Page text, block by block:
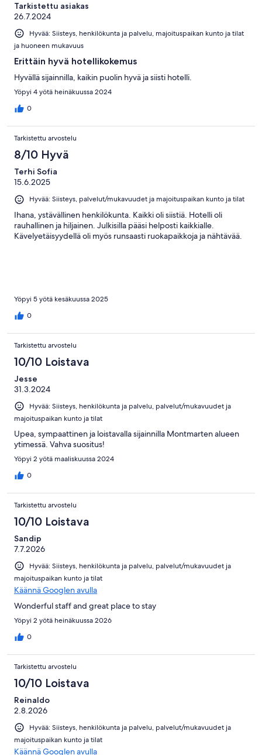
Tarkistettu asiakas
26.7.2024
Hyvää: Siisteys, henkilökunta ja palvelu, majoituspaikan kunto ja tilat
ja huoneen mukavuus
Erittäin hyvä hotellikokemus
Hyvällä sijainnilla, kaikin puolin hyvä ja siisti hotelli.
Yöpyi 4 yötä heinäkuussa 2024
0
Tarkistettu arvostelu
8/10 Hyvä
Terhi Sofia
15.6.2025
Hyvää: Siisteys, palvelut/mukavuudet ja majoituspaikan kunto ja tilat
Ihana, ystävällinen henkilökunta. Kaikki oli siistiä. Hotelli oli
rauhallinen ja hiljainen. Julkisilla pääsi helposti kaikkialle.
Kävelyetäisyydellä oli myös runsaasti ruokapaikkoja ja nähtävää.
Yöpyi 5 yötä kesäkuussa 2025
0
Tarkistettu arvostelu
10/10 Loistava
Jesse
31.3.2024
Hyvää: Siisteys, henkilökunta ja palvelu, palvelut/mukavuudet ja
majoituspaikan kunto ja tilat
Upea, sympaattinen ja loistavalla sijainnilla Montmarten alueen
ytimessä. Vahva suositus!
Yöpyi 2 yötä maaliskuussa 2024
0
Tarkistettu arvostelu
10/10 Loistava
Sandip
7.7.2026
Hyvää: Siisteys, henkilökunta ja palvelu, palvelut/mukavuudet ja
majoituspaikan kunto ja tilat
Käännä Googlen avulla
Wonderful staff and great place to stay
Yöpyi 2 yötä heinäkuussa 2026
0
Tarkistettu arvostelu
10/10 Loistava
Reinaldo
2.8.2026
Hyvää: Siisteys, henkilökunta ja palvelu, palvelut/mukavuudet ja
majoituspaikan kunto ja tilat
Käännä Googlen avulla